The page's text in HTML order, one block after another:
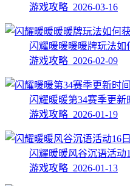
游戏攻略 2026-03-16
闪耀暖暖暖暖牌玩法
游戏攻略 2026-02-09
闪耀暖暖第34赛季更
游戏攻略 2026-01-19
闪耀暖暖风谷沉语活动
游戏攻略 2026-01-13